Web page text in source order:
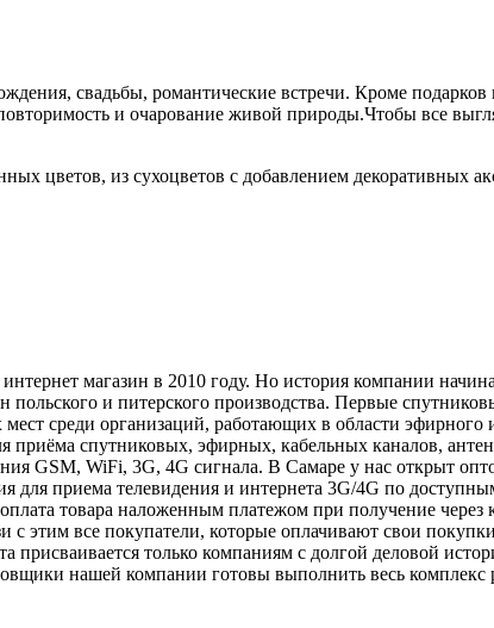
свадьбы, романтические встречи. Кроме
и очарование живой природы.Чтобы все
цветов, из сухоцветов с добавлением декоративных
магазин в 2010 году. Но история компании
и питерского производства. Первые
среди организаций, работающих в области
приёма спутниковых, эфирных, кабельных каналов,
GSM, WiFi, 3G, 4G сигнала. В Самаре у нас открыт
для приема телевидения и интернета 3G/4G по
оплата товара наложенным платежом при получение
с этим все покупатели, которые оплачивают свои
присваивается только компаниям с долгой деловой
нашей компании готовы выполнить весь